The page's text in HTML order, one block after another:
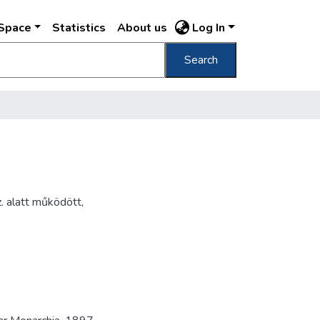
Statistics About us Log In
Search
alatt működött,